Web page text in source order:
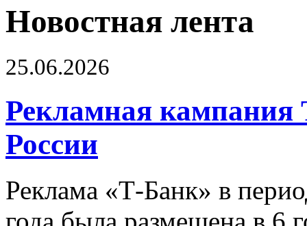
Новостная лента
25.06.2026
Рекламная кампания
России
Реклама «Т-Банк» в